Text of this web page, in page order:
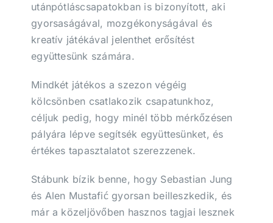
utánpótláscsapatokban is bizonyított, aki
gyorsaságával, mozgékonyságával és
kreatív játékával jelenthet erősítést
együttesünk számára.
Mindkét játékos a szezon végéig
kölcsönben csatlakozik csapatunkhoz,
céljuk pedig, hogy minél több mérkőzésen
pályára lépve segítsék együttesünket, és
értékes tapasztalatot szerezzenek.
Stábunk bízik benne, hogy Sebastian Jung
és Alen Mustafić gyorsan beilleszkedik, és
már a közeljövőben hasznos tagjai lesznek